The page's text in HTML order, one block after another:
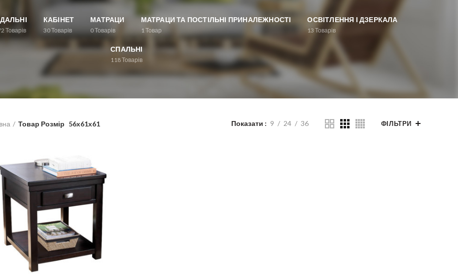
Товарів
КАБІНЕТ
30Товарів
МАТРАЦИ
0Товарів
МАТРАЦИ ТА ПОСТІЛЬНІ ПРИНАЛЕЖНОСТІ
1Товар
ОСВІТЛЕННЯ І ДЗЕРКАЛА
13 Товарів
СПАЛЬНІ
118Товарів
Товар Розмір 56x61x61 Показати 9 24 36 ФІЛЬТРИ